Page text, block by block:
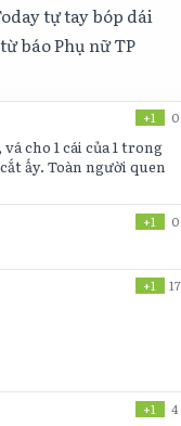
tự tay bóp dái
báo Phụ nữ TP
+1 0
cho 1 cái của 1 trong
ấy. Toàn người quen
+1 0
+1 17
+1 4